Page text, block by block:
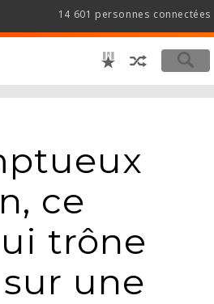
14 601 personnes connectées
ce
trône
une